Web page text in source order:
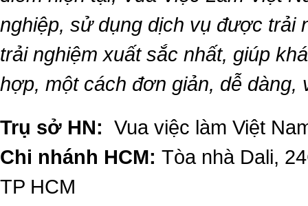
nghiệp, sử dụng dịch vụ được trải
trải nghiệm xuất sắc nhất, giúp
hợp, một cách đơn giản, dễ dàng,
Trụ sở HN: Vua việc làm Việt
Chi nhánh HCM: Tòa nhà Dali,
TP HCM